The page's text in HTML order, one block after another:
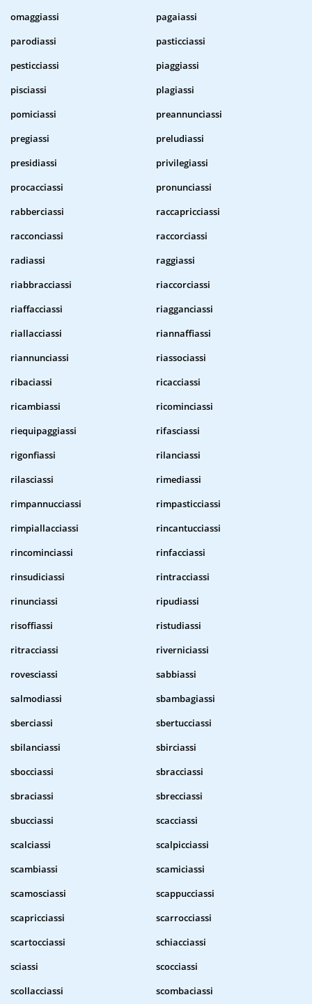
omaggiassi
pagaiassi
parodiassi
pasticciassi
pesticciassi
piaggiassi
pisciassi
plagiassi
pomiciassi
preannunciassi
pregiassi
preludiassi
presidiassi
privilegiassi
procacciassi
pronunciassi
rabberciassi
raccapricciassi
racconciassi
raccorciassi
radiassi
raggiassi
riabbracciassi
riaccorciassi
riaffacciassi
riagganciassi
riallacciassi
riannaffiassi
riannunciassi
riassociassi
ribaciassi
ricacciassi
ricambiassi
ricominciassi
riequipaggiassi
rifasciassi
rigonfiassi
rilanciassi
rilasciassi
rimediassi
rimpannucciassi
rimpasticciassi
rimpiallacciassi
rincantucciassi
rincominciassi
rinfacciassi
rinsudiciassi
rintracciassi
rinunciassi
ripudiassi
risoffiassi
ristudiassi
ritracciassi
riverniciassi
rovesciassi
sabbiassi
salmodiassi
sbambagiassi
sberciassi
sbertucciassi
sbilanciassi
sbirciassi
sbocciassi
sbracciassi
sbraciassi
sbrecciassi
sbucciassi
scacciassi
scalciassi
scalpicciassi
scambiassi
scamiciassi
scamosciassi
scappucciassi
scapricciassi
scarrocciassi
scartocciassi
schiacciassi
sciassi
scocciassi
scollacciassi
scombaciassi